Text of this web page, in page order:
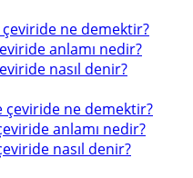
ne demektir?
anlamı nedir?
nasıl denir?
ne demektir?
anlamı nedir?
nasıl denir?